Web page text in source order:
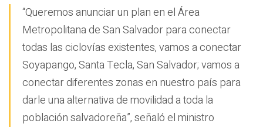
“Queremos anunciar un plan en el Área
Metropolitana de San Salvador para conectar
todas las ciclovías existentes, vamos a conectar
Soyapango, Santa Tecla, San Salvador; vamos a
conectar diferentes zonas en nuestro país para
darle una alternativa de movilidad a toda la
población salvadoreña”, señaló el ministro